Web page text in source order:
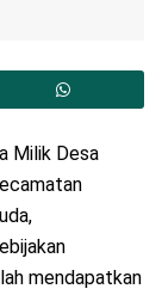
Milik Desa
mendapatkan